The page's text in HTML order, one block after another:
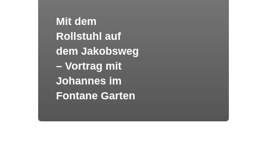
Mit dem
Rollstuhl auf
dem Jakobsweg
– Vortrag mit
Johannes im
Fontane Garten